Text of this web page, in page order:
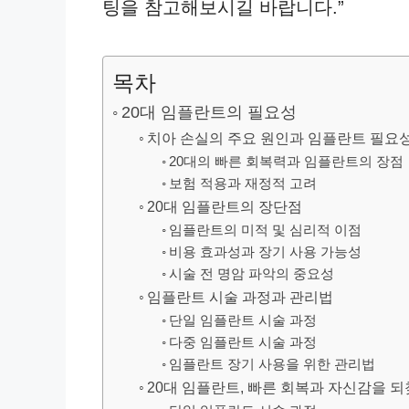
팅을 참고해보시길 바랍니다.”
목차
20대 임플란트의 필요성
치아 손실의 주요 원인과 임플란트 필요
20대의 빠른 회복력과 임플란트의 장점
보험 적용과 재정적 고려
20대 임플란트의 장단점
임플란트의 미적 및 심리적 이점
비용 효과성과 장기 사용 가능성
시술 전 명암 파악의 중요성
임플란트 시술 과정과 관리법
단일 임플란트 시술 과정
다중 임플란트 시술 과정
임플란트 장기 사용을 위한 관리법
20대 임플란트, 빠른 회복과 자신감을 되